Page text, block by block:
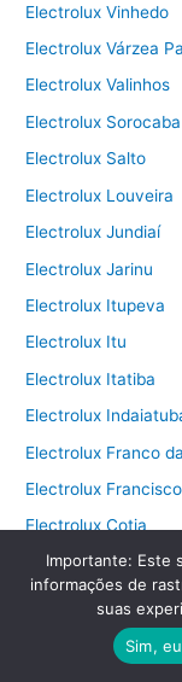
Electrolux Vinhedo
Electrolux Várzea
Electrolux Valinhos
Electrolux Sorocaba
Electrolux Salto
Electrolux Louveira
Electrolux Jundiaí
Electrolux Jarinu
Electrolux Itupeva
Electrolux Itu
Electrolux Itatiba
Electrolux
Electrolux Franco
Electrolux
Electrolux Cotia
Electrolux Campo
Electrolux Campinas
Electrolux Caieiras
Importante: Este
informações de
suas
Sim,